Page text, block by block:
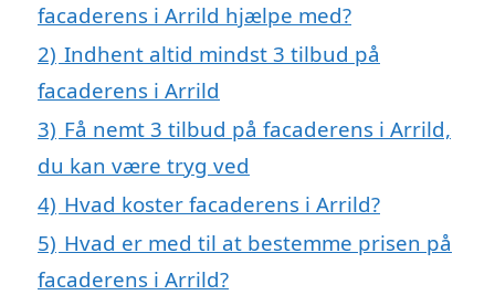
facaderens i Arrild hjælpe med?
2) Indhent altid mindst 3 tilbud på
facaderens i Arrild
3) Få nemt 3 tilbud på facaderens i Arrild,
du kan være tryg ved
4) Hvad koster facaderens i Arrild?
5) Hvad er med til at bestemme prisen på
facaderens i Arrild?